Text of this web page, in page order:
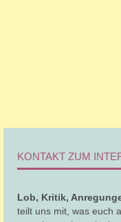
KONTAKT ZUM
Lob, Kritik,
teilt uns mit, was euch